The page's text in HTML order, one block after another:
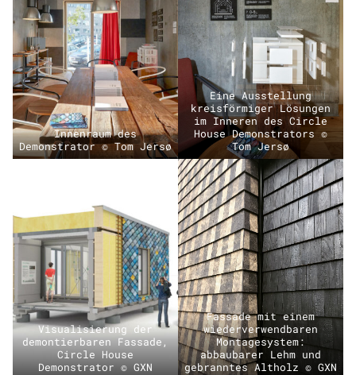
Innenraum des
Demonstrator © Tom Jersø
Eine Ausstellung
kreisförmiger Lösungen
im Inneren des Circle
House Demonstrators ©
Tom Jersø
Visualisierung der
demontierbaren Fassade,
Circle House
Demonstrator © GXN
Fassade mit einem
wiederverwendbaren
Montagesystem:
abbaubarer Lehm und
gebranntes Altholz © GXN